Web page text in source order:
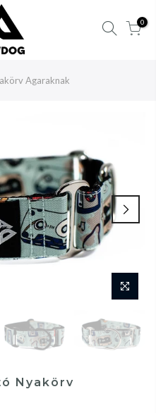
0
Agaraknak
Nyakörv